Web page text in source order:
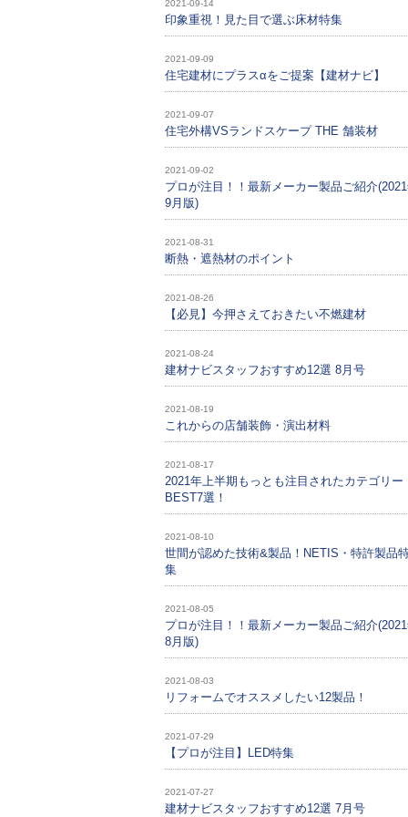
2021-09-14
印象重視！見た目で選ぶ床材特集
2021-09-09
住宅建材にプラスαをご提案【建材ナビ】
2021-09-07
住宅外構VSランドスケープ THE 舗装材
2021-09-02
プロが注目！！最新メーカー製品ご紹介
9月版)
2021-08-31
断熱・遮熱材のポイント
2021-08-26
【必見】今押さえておきたい不燃建材
2021-08-24
建材ナビスタッフおすすめ12選 8月号
2021-08-19
これからの店舗装飾・演出材料
2021-08-17
2021年上半期もっとも注目されたカテゴリー
BEST7選！
2021-08-10
世間が認めた技術&製品！NETIS・特許製品
集
2021-08-05
プロが注目！！最新メーカー製品ご紹介
8月版)
2021-08-03
リフォームでオススメしたい12製品！
2021-07-29
【プロが注目】LED特集
2021-07-27
建材ナビスタッフおすすめ12選 7月号